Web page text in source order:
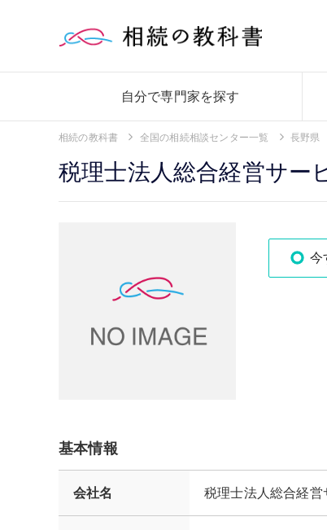
自分で専門家を探す
相続の教科書 全国の相続相談センター一覧 長野県
税理士法人総合経営サー
今
基本情報
会社名 税理士法人総合経